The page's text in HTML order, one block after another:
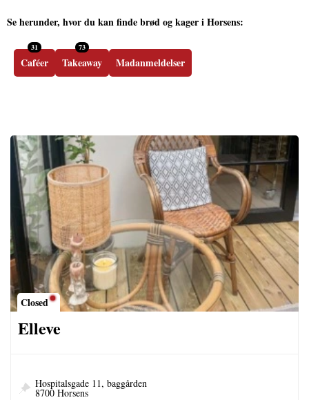
Se herunder, hvor du kan finde brød og kager i Horsens:
Caféer
31
Takeaway
73
Madanmeldelser
Closed
Elleve
Hospitalsgade 11, baggården
8700 Horsens